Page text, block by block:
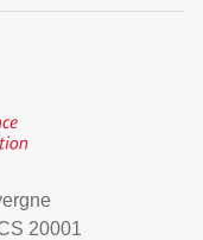
20001